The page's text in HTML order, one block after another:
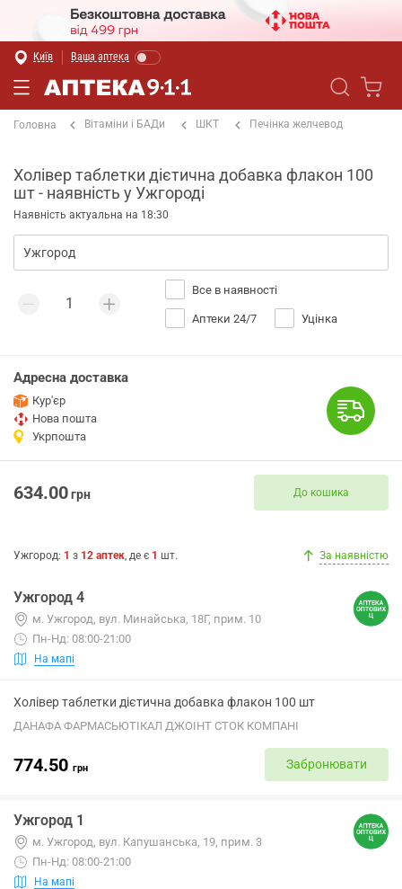
Київ Ваша аптека
Головна Вітаміни і БАДи ШКТ Печінка желчевод
Холівер таблетки дієтична добавка флакон 100
шт - наявність у Ужгороді
Наявність актуальна на 18:30
Все в наявності
Аптеки 24/7 Уцінка
Адресна доставка
Кур'єр
Нова пошта
Укрпошта
634.00грн До кошика
Ужгород: 1 з 12 аптек, де є 1 шт. За наявністю
Ужгород 4
м. Ужгород, вул. Минайська, 18Г, прим. 10
Пн-Нд: 08:00-21:00
На мапі
Холівер таблетки дієтична добавка флакон 100 шт
ДАНАФА ФАРМАСЬЮТІКАЛ ДЖОІНТ СТОК КОМПАНІ
774.50 грн Забронювати
Ужгород 1
м. Ужгород, вул. Капушанська, 19, прим. 3
Пн-Нд: 08:00-21:00
На мапі